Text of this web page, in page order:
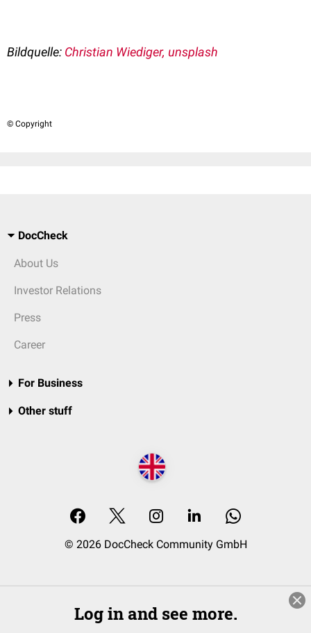
Bildquelle: Christian Wiediger, unsplash
© Copyright
DocCheck
About Us
Investor Relations
Press
Career
For Business
Other stuff
© 2026 DocCheck Community GmbH
Log in and see more.